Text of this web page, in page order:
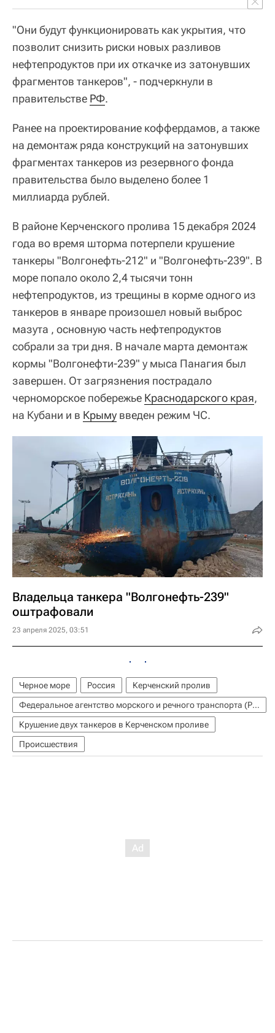
"Они будут функционировать как укрытия, что
позволит снизить риски новых разливов
нефтепродуктов при их откачке из затонувших
фрагментов танкеров", - подчеркнули в
правительстве РФ.
Ранее на проектирование коффердамов, а также
на демонтаж ряда конструкций на затонувших
фрагментах танкеров из резервного фонда
правительства было выделено более 1
миллиарда рублей.
В районе Керченского пролива 15 декабря 2024
года во время шторма потерпели крушение
танкеры "Волгонефть-212" и "Волгонефть-239". В
море попало около 2,4 тысячи тонн
нефтепродуктов, из трещины в корме одного из
танкеров в январе произошел новый выброс
мазута , основную часть нефтепродуктов
собрали за три дня. В начале марта демонтаж
кормы "Волгонефти-239" у мыса Панагия был
завершен. От загрязнения пострадало
черноморское побережье Краснодарского края,
на Кубани и в Крыму введен режим ЧС.
Владельца танкера "Волгонефть-239"
оштрафовали
23 апреля 2025, 03:51
Черное море Россия
Керченский пролив
Федеральное агентство морского и речного транспорта (Росморречфлот)
Крушение двух танкеров в Керченском проливе
Происшествия